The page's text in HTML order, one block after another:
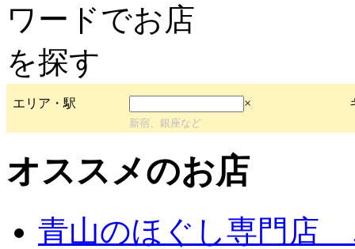
エリア・駅 ×
新宿、銀座など
オススメのお店
青山のほぐし専門店